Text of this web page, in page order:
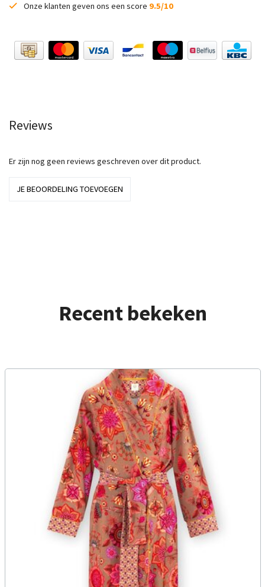
Onze klanten geven ons een score 9.5/10
Reviews
Er zijn nog geen reviews geschreven over dit product.
JE BEOORDELING TOEVOEGEN
Recent bekeken